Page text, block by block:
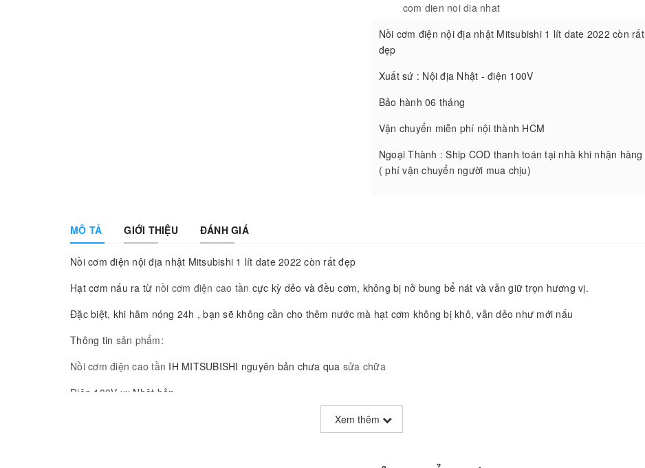
com dien noi dia nhat
Nồi cơm điện nội địa nhật Mitsubishi 1 lít date 2022 còn rất
đẹp
Xuất sứ : Nội địa Nhật - điện 100V
Bảo hành 06 tháng
Vận chuyển miễn phí nội thành HCM
Ngoại Thành : Ship COD thanh toán tại nhà khi nhận hàng
( phí vận chuyển người mua chịu)
MÔ TẢ GIỚI THIỆU ĐÁNH GIÁ
Nồi cơm điện nội địa nhật Mitsubishi 1 lít date 2022 còn rất đẹp
Hạt cơm nấu ra từ nồi cơm điện cao tần cực kỳ dẻo và đều cơm, không bị nở bung bể nát và vẫn giữ trọn hương vị.
Đặc biệt, khi hâm nóng 24h , bạn sẽ không cần cho thêm nước mà hạt cơm không bị khô, vẫn dẻo như mới nấu
Thông tin sản phẩm:
Nồi cơm điện cao tần IH MITSUBISHI nguyên bản chưa qua sửa chữa
Điện 100V xx Nhật bản
Mẫu vuông ko quai cầm,sang trọng,thích hợp với những gian bếp hiện đại
Xem thêm